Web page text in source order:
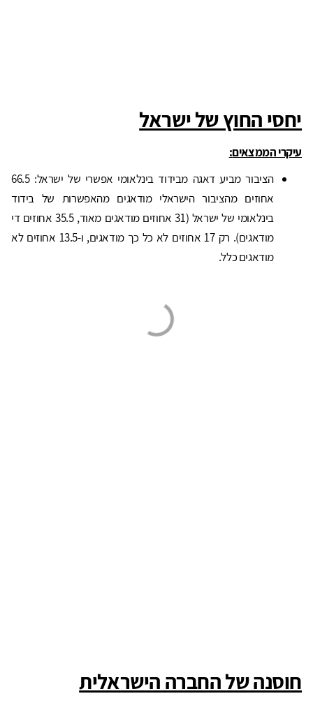
יחסי החוץ של ישראל
עיקרי הממצאים:
הציבור מביע דאגה מבידוד בינלאומי אפשרי של ישראל: 66.5
אחוזים מהציבור הישראלי מודאגים מהאפשרות של בידוד
בינלאומי של ישראל (31 אחוזים מודאגים מאוד, 35.5 אחוזים די
מודאגים). רק 17 אחוזים לא כל כך מודאגים, ו-13.5 אחוזים לא
מודאגים כלל.
חוסנה של החברה הישראלית